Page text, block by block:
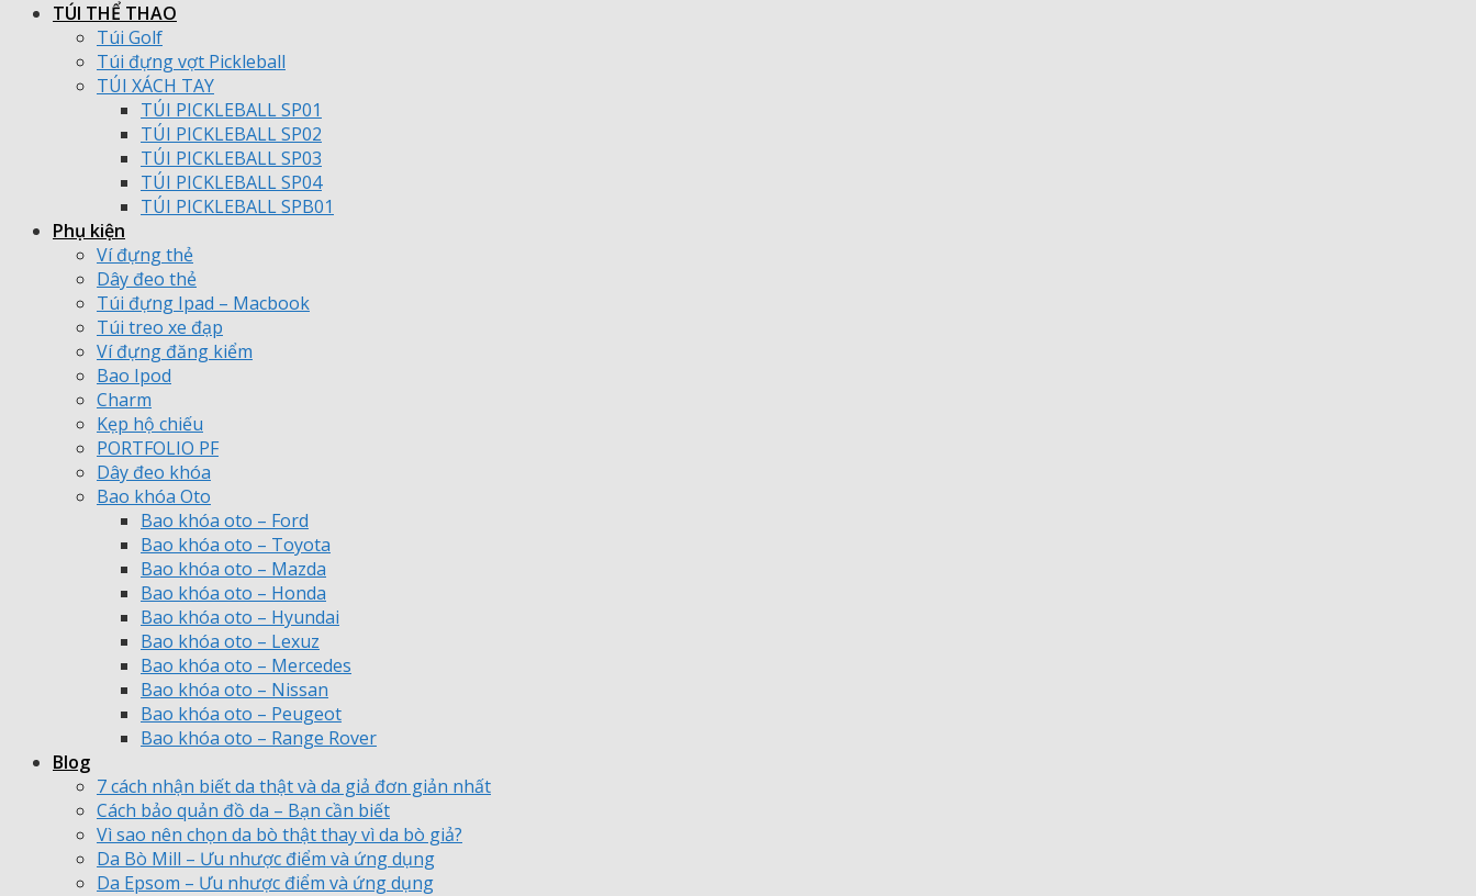
TÚI THỂ THAO
Túi Golf
Túi đựng vợt Pickleball
TÚI XÁCH TAY
TÚI PICKLEBALL SP01
TÚI PICKLEBALL SP02
TÚI PICKLEBALL SP03
TÚI PICKLEBALL SP04
TÚI PICKLEBALL SPB01
Phụ kiện
Ví đựng thẻ
Dây đeo thẻ
Túi đựng Ipad – Macbook
Túi treo xe đạp
Ví đựng đăng kiểm
Bao Ipod
Charm
Kẹp hộ chiếu
PORTFOLIO PF
Dây đeo khóa
Bao khóa Oto
Bao khóa oto – Ford
Bao khóa oto – Toyota
Bao khóa oto – Mazda
Bao khóa oto – Honda
Bao khóa oto – Hyundai
Bao khóa oto – Lexuz
Bao khóa oto – Mercedes
Bao khóa oto – Nissan
Bao khóa oto – Peugeot
Bao khóa oto – Range Rover
Blog
7 cách nhận biết da thật và da giả đơn giản nhất
Cách bảo quản đồ da – Bạn cần biết
Vì sao nên chọn da bò thật thay vì da bò giả?
Da Bò Mill – Ưu nhược điểm và ứng dụng
Da Epsom – Ưu nhược điểm và ứng dụng